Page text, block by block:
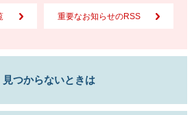
重要なお知らせのRSS
見つからないときは